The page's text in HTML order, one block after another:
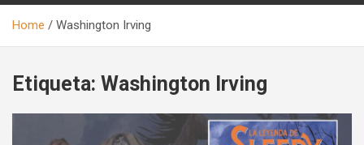
Home Washington Irving
Etiqueta: Washington Irving